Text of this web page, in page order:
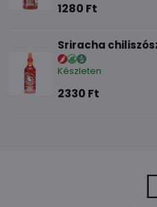
1280 Ft
Sriracha
Készleten
2330 Ft